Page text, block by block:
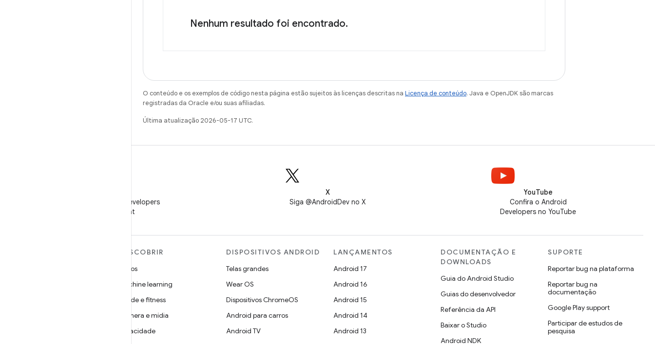
Nenhum resultado foi encontrado.
O conteúdo e os exemplos de código nesta página estão sujeitos às licenças descritas na Licença de conteúdo. Java e OpenJDK são marcas
registradas da Oracle e/ou suas afiliadas.
Última atualização 2026-05-17 UTC.
Siga o Android Developers
no WeChat
X
Siga @AndroidDev no X
YouTube
Confira o Android
Developers no YouTube
DESCOBRIR
Jogos
Machine learning
Saúde e fitness
Câmera e mídia
Privacidade
DISPOSITIVOS ANDROID
Telas grandes
Wear OS
Dispositivos ChromeOS
Android para carros
Android TV
LANÇAMENTOS
Android 17
Android 16
Android 15
Android 14
Android 13
DOCUMENTAÇÃO E
DOWNLOADS
Guia do Android Studio
Guias do desenvolvedor
Referência da API
Baixar o Studio
Android NDK
SUPORTE
Reportar bug na plataforma
Reportar bug na
documentação
Google Play support
Participar de estudos de
pesquisa